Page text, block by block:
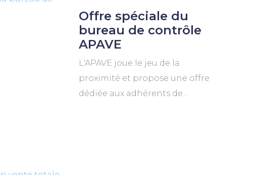
Offre spéciale du
bureau de contrôle
APAVE
L'APAVE joue le jeu de la
proximité et propose une offre
dédiée aux adhérents de...